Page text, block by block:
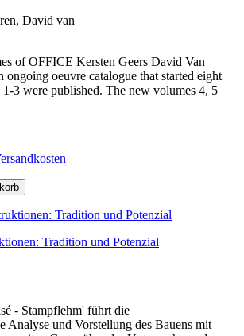
David van
of OFFICE Kersten Geers David Van
ongoing oeuvre catalogue that started eight
3 were published. The new volumes 4, 5
Tradition und Potenzial
- Stampflehm' führt die
Analyse und Vorstellung des Bauens mit